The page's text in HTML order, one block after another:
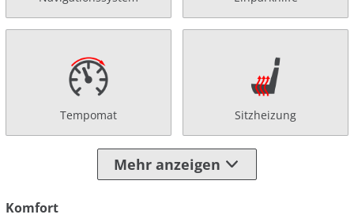
Tempomat Sitzheizung
Mehr anzeigen
Komfort